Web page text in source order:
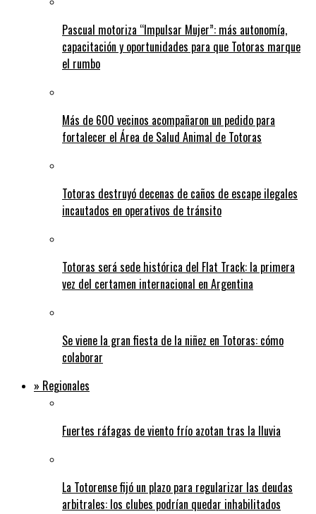
Pascual motoriza “Impulsar Mujer”: más autonomía,
capacitación y oportunidades para que Totoras marque
el rumbo
Más de 600 vecinos acompañaron un pedido para
fortalecer el Área de Salud Animal de Totoras
Totoras destruyó decenas de caños de escape ilegales
incautados en operativos de tránsito
Totoras será sede histórica del Flat Track: la primera
vez del certamen internacional en Argentina
Se viene la gran fiesta de la niñez en Totoras: cómo
colaborar
» Regionales
Fuertes ráfagas de viento frío azotan tras la lluvia
La Totorense fijó un plazo para regularizar las deudas
arbitrales: los clubes podrían quedar inhabilitados